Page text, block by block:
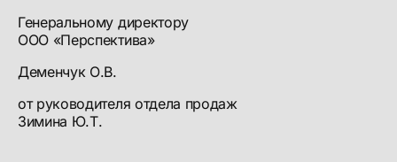
Генеральному директору
ООО «Перспектива»
Деменчук О.В.
от руководителя отдела продаж
Зимина Ю.Т.